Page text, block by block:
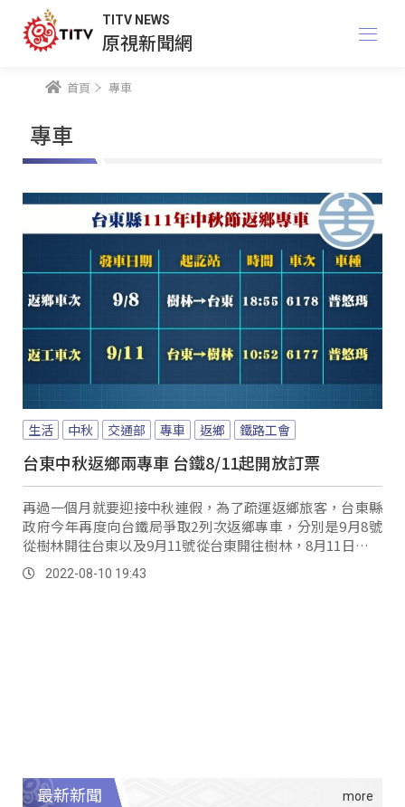
TITV NEWS
原視新聞網
首頁 專車
專車
生活 中秋 交通部 專車 返鄉 鐵路工會
台東中秋返鄉兩專車 台鐵8/11起開放訂票
再過一個月就要迎接中秋連假，為了疏運返鄉旅客，台東縣
政府今年再度向台鐵局爭取2列次返鄉專車，分別是9月8號
從樹林開往台東以及9月11號從台東開往樹林，8月11日凌晨
12點開放縣民網路訂票。
2022-08-10 19:43
最新新聞